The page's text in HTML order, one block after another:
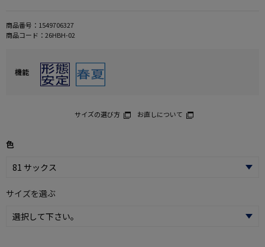
商品番号： 1549706327
商品コード： 26HBH-02
機能
サイズの選び方 お直しについて
色
サイズを選ぶ